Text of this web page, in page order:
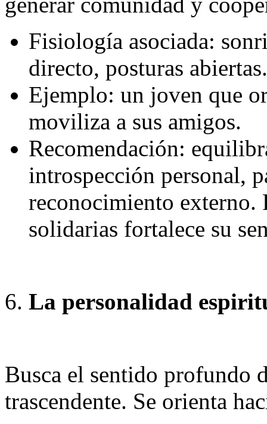
Fisiología asociada:
directo, posturas abiertas.
Ejemplo: un joven que
moviliza a sus amigos.
Recomendación:
introspección personal,
reconocimiento externo.
solidarias fortalece su
La personalidad
Busca el sentido profundo
trascendente. Se orienta